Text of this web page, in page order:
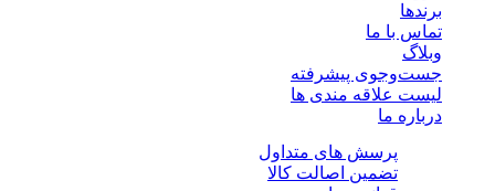
برندها
تماس با ما
وبلاگ
جست‌وجوی پیشرفته
لیست علاقه مندی ها
درباره ما
پرسش های متداول
تضمین اصالت کالا